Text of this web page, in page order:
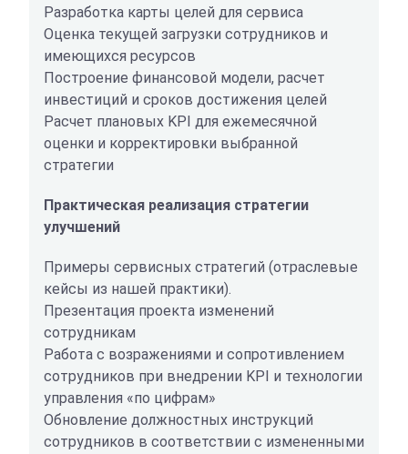
Разработка карты целей для сервиса
Оценка текущей загрузки сотрудников и
имеющихся ресурсов
Построение финансовой модели, расчет
инвестиций и сроков достижения целей
Расчет плановых KPI для ежемесячной
оценки и корректировки выбранной
стратегии
Практическая реализация стратегии
улучшений
Примеры сервисных стратегий (отраслевые
кейсы из нашей практики).
Презентация проекта изменений
сотрудникам
Работа с возражениями и сопротивлением
сотрудников при внедрении KPI и технологии
управления «по цифрам»
Обновление должностных инструкций
сотрудников в соответствии с измененными